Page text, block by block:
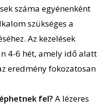
száma egyénenként
szükséges a
Az kezelések
4-6 hét, amely idő alatt
eredmény fokozatosan
fel? A lézeres